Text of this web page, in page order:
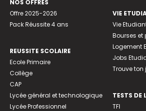
NOS OFFRES
Offre 2025-2026
Pack Réussite 4 ans
REUSSITE SCOLAIRE
Ecole Primaire
Collège
CAP
Lycée général et technologique
Lycée Professionnel
VIE
Vie
Bourses et
Logement
Jobs
Trouve
TESTS DE
TFI